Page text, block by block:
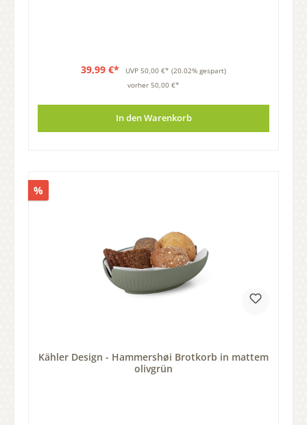
39,99 €* UVP 50,00 €* (20.02% gespart)
vorher 50,00 €*
In den Warenkorb
%
Kähler Design - Hammershøi Brotkorb in mattem
olivgrün